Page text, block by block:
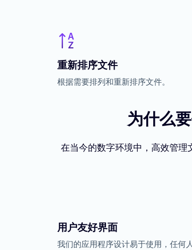
重新排序文件
根据需要排列和重新排序文件。
为什么
在当今的数字环境中，高效管
用户友好界面
我们的应用程序设计易于使用，任何